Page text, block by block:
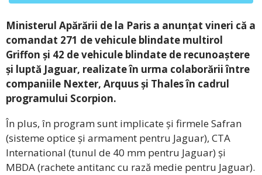
Ministerul Apărării de la Paris a anunțat vineri că a
comandat 271 de vehicule blindate multirol
Griffon și 42 de vehicule blindate de recunoaștere
și luptă Jaguar, realizate în urma colaborării între
companiile Nexter, Arquus și Thales în cadrul
programului Scorpion.
În plus, în program sunt implicate și firmele Safran
(sisteme optice și armament pentru Jaguar), CTA
International (tunul de 40 mm pentru Jaguar) și
MBDA (rachete antitanc cu rază medie pentru Jaguar).